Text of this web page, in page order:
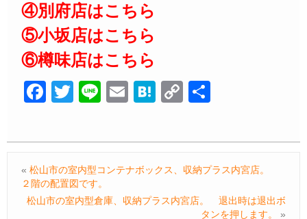
④別府店はこちら
⑤小坂店はこちら
⑥樽味店はこちら
F
c
b
o
T
tt
Li
e
E
ail
H
e
a
C
p
Li
n
« 松山市の室内型コンテナボックス、収納プラス内宮店。
２階の配置図です。
松山市の室内型倉庫、収納プラス内宮店。 退出時は退出ボ
タンを押します。
»